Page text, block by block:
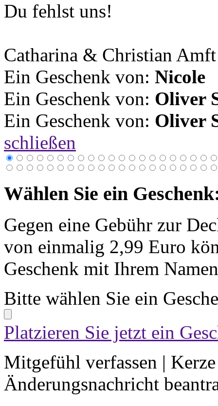
Du fehlst uns!
Catharina & Christian Amft
Ein Geschenk von: Nicole
Ein Geschenk von: Oliver
Ein Geschenk von: Oliver
schließen
Wählen Sie ein
Gegen eine Gebühr zur
von einmalig 2,99 Euro
Geschenk mit Ihrem
Bitte wählen Sie ein
Platzieren Sie jetzt ein
Mitgefühl verfassen |
Änderungsnachricht